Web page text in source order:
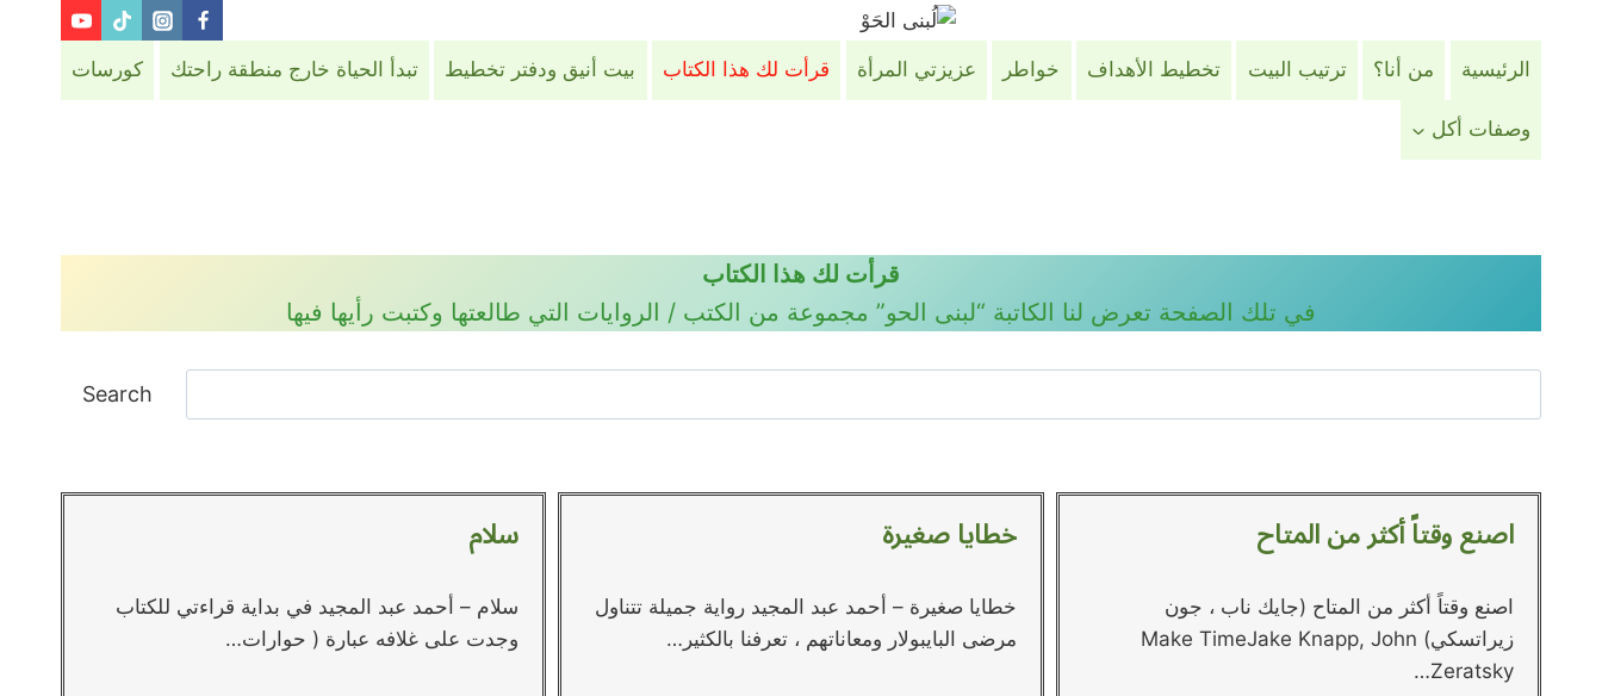
الرئيسية من أنا؟ ترتيب البيت تخطيط الأهداف خواطر عزيزتي المرأة قرأت لك هذا الكتاب بيت أنيق ودفتر تخطيط تبدأ الحياة خارج منطقة راحتك كورسات
وصفات أكل
قرأت لك هذا الكتاب
في تلك الصفحة تعرض لنا الكاتبة “لبنى الحو” مجموعة من الكتب / الروايات التي طالعتها وكتبت رأيها فيها
ل
Search
اصنع وقتاً أكثر من المتاح
اصنع وقتاً أكثر من المتاح (جايك ناب ، جون
زيراتسكي) Make TimeJake Knapp, John
Zeratsky…
خطايا صغيرة
خطايا صغيرة – أحمد عبد المجيد رواية جميلة تتناول
مرضى البايبولار ومعاناتهم ، تعرفنا بالكثير…
سلام
سلام – أحمد عبد المجيد في بداية قراءتي للكتاب
وجدت على غلافه عبارة ( حوارات…